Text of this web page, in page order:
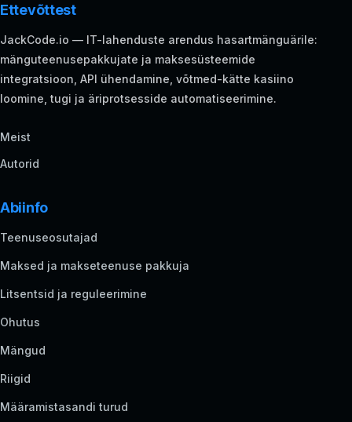
Ettevõttest
JackCode.io — IT-lahenduste arendus hasartmänguärile:
mänguteenusepakkujate ja maksesüsteemide
integratsioon, API ühendamine, võtmed-kätte kasiino
loomine, tugi ja äriprotsesside automatiseerimine.
Meist
Autorid
Abiinfo
Teenuseosutajad
Maksed ja makseteenuse pakkuja
Litsentsid ja reguleerimine
Ohutus
Mängud
Riigid
Määramistasandi turud